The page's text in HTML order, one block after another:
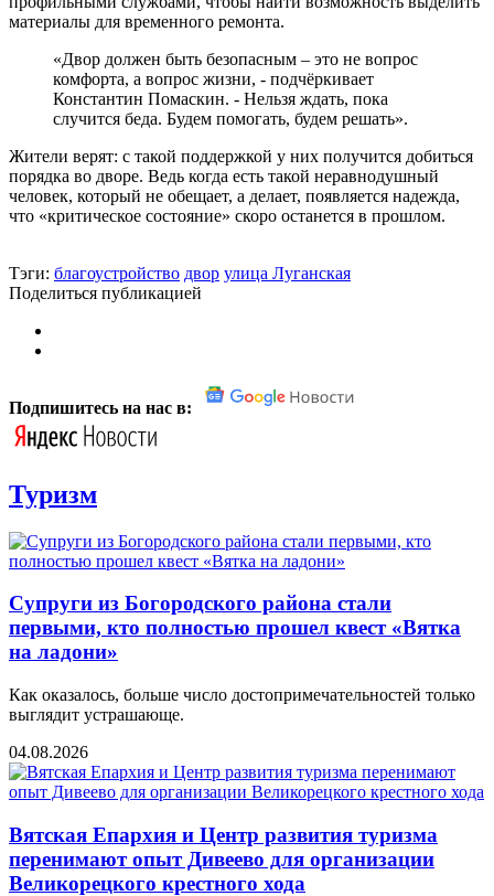
материалы для временного ремонта.
«Двор должен быть безопасным – это не вопрос
комфорта, а вопрос жизни, - подчёркивает
Константин Помаскин. - Нельзя ждать, пока
случится беда. Будем помогать, будем решать».
Жители верят: с такой поддержкой у них получится добиться
порядка во дворе. Ведь когда есть такой неравнодушный
человек, который не обещает, а делает, появляется надежда,
что «критическое состояние» скоро останется в прошлом.
Тэги: благоустройство двор улица Луганская
Поделиться публикацией
Подпишитесь на нас в:
Туризм
Супруги из Богородского района стали
первыми, кто полностью прошел квест «Вятка
на ладони»
Как оказалось, больше число достопримечательностей только
выглядит устрашающе.
04.08.2026
Вятская Епархия и Центр развития туризма
перенимают опыт Дивеево для организации
Великорецкого крестного хода